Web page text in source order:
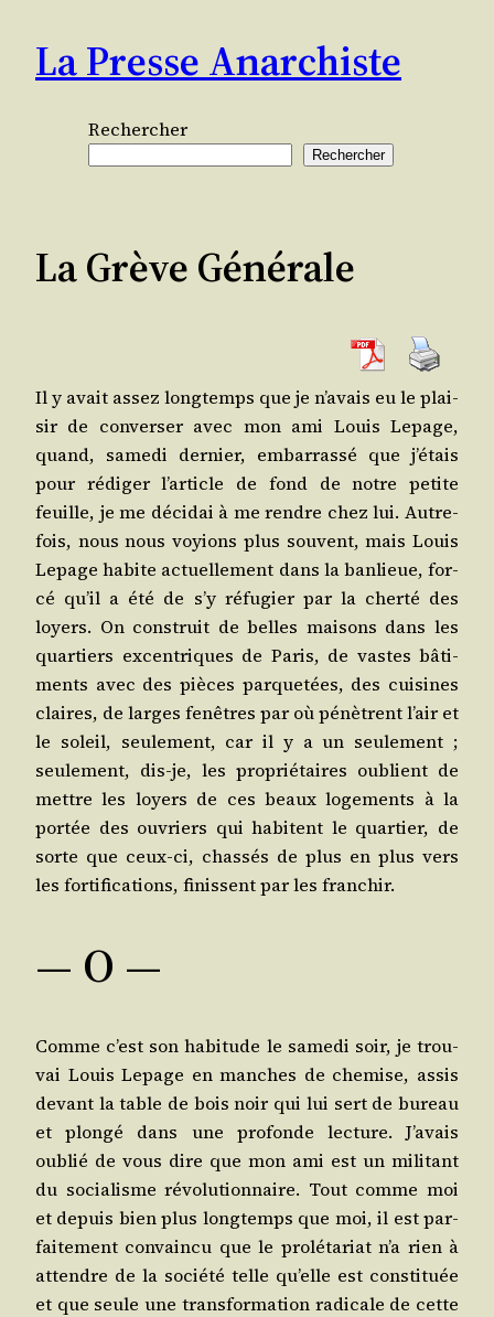
contenu
La Presse Anarchiste
Rechercher
Rechercher
La Grève Générale
Il y avait assez long­temps que je n’a­vais eu le plai­
sir de conver­ser avec mon ami Louis Lepage,
quand, same­di der­nier, embar­ras­sé que j’é­tais
pour rédi­ger l’ar­ticle de fond de notre petite
feuille, je me déci­dai à me rendre chez lui. Autre­
fois, nous nous voyions plus sou­vent, mais Louis
Lepage habite actuel­le­ment dans la ban­lieue, for­
cé qu’il a été de s’y réfu­gier par la cher­té des
loyers. On construit de belles mai­sons dans les
quar­tiers excen­triques de Paris, de vastes bâti­
ments avec des pièces par­que­tées, des cui­sines
claires, de larges fenêtres par où pénètrent l’air et
le soleil, seule­ment, car il y a un seule­ment ;
seule­ment, dis-je, les pro­prié­taires oublient de
mettre les loyers de ces beaux loge­ments à la
por­tée des ouvriers qui habitent le quar­tier, de
sorte que ceux-ci, chas­sés de plus en plus vers
les for­ti­fi­ca­tions, finissent par les franchir.
― O ―
Comme c’est son habi­tude le same­di soir, je trou­
vai Louis Lepage en manches de che­mise, assis
devant la table de bois noir qui lui sert de bureau
et plon­gé dans une pro­fonde lec­ture. J’a­vais
oublié de vous dire que mon ami est un mili­tant
du socia­lisme révo­lu­tion­naire. Tout comme moi
et depuis bien plus long­temps que moi, il est par­
fai­te­ment convain­cu que le pro­lé­ta­riat n’a rien à
attendre de la socié­té telle qu’elle est consti­tuée
et que seule une trans­for­ma­tion radi­cale de cette